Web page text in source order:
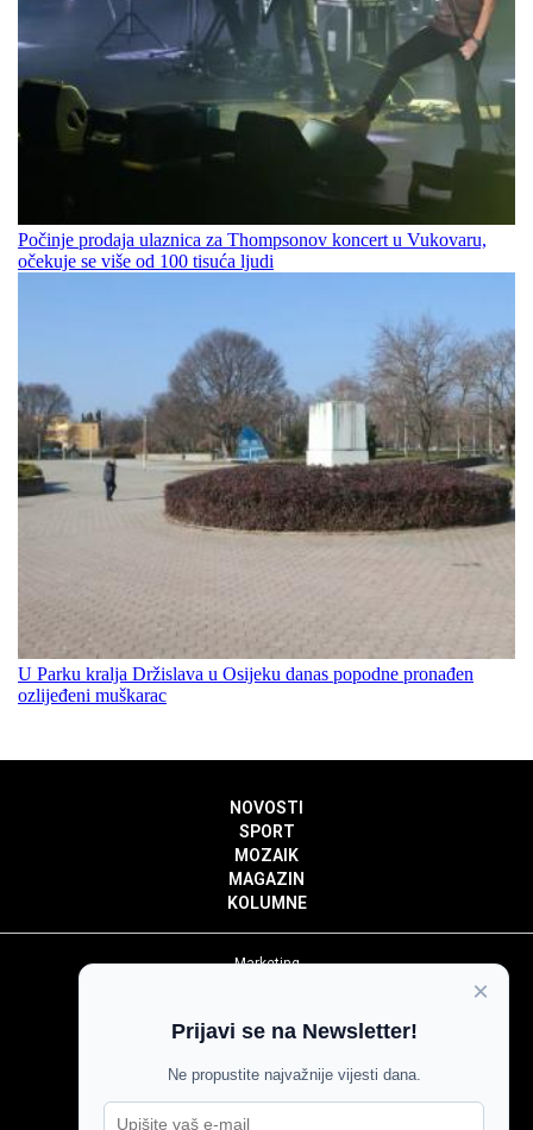
Počinje prodaja ulaznica za Thompsonov koncert u Vukovaru,
očekuje se više od 100 tisuća ljudi
U Parku kralja Držislava u Osijeku danas popodne pronađen
ozlijeđeni muškarac
NOVOSTI
SPORT
MOZAIK
MAGAZIN
KOLUMNE
Marketing
Impressum
Pravila komentiranja
Agroglas
×
Prijavi se na Newsletter!
Ne propustite najvažnije vijesti dana.